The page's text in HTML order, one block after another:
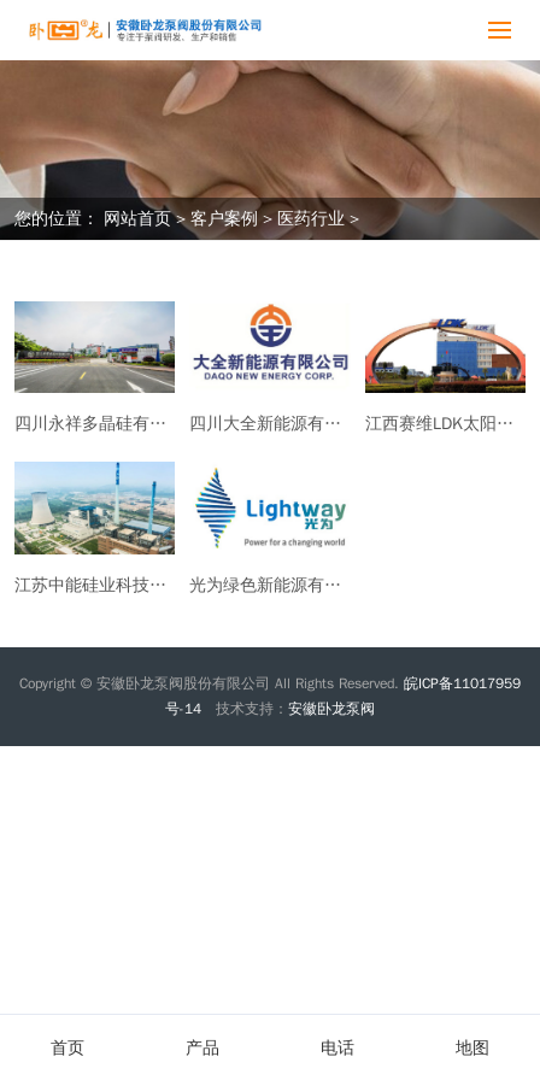
您的位置： 网站首页>客户案例 >医药行业>
四川永祥多晶硅有限公司 四川大全新能源有限公司 江西赛维LDK太阳能高科技有限公司
江苏中能硅业科技发展有限公司 光为绿色新能源有限公司
Copyright © 安徽卧龙泵阀股份有限公司 All Rights Reserved. 皖ICP备11017959
号-14
技术支持： 安徽卧龙泵阀
首页 产品 电话 地图